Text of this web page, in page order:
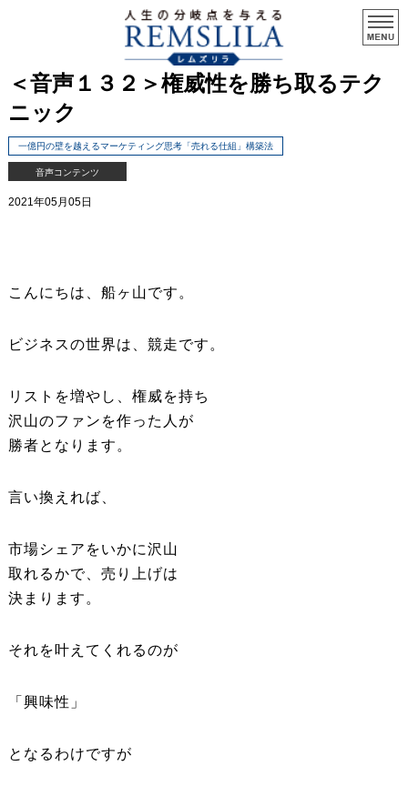
＜音声１３２＞権威性を勝ち取るテク
ニック
一億円の壁を越えるマーケティング思考「売れる仕組」構築法
音声コンテンツ
2021年05月05日
こんにちは、船ヶ山です。
ビジネスの世界は、競走です。
リストを増やし、権威を持ち
沢山のファンを作った人が
勝者となります。
言い換えれば、
市場シェアをいかに沢山
取れるかで、売り上げは
決まります。
それを叶えてくれるのが
「興味性」
となるわけですが